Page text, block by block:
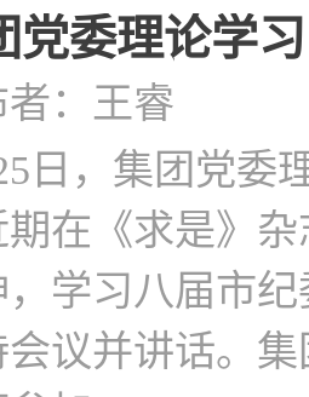
党委理论学
者：王睿
日，集团党委
期在《求是》
，学习八届市
会议并讲话。